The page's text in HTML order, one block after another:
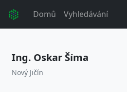
Domů Vyhledávání
Ing. Oskar Šíma
Nový Jičín